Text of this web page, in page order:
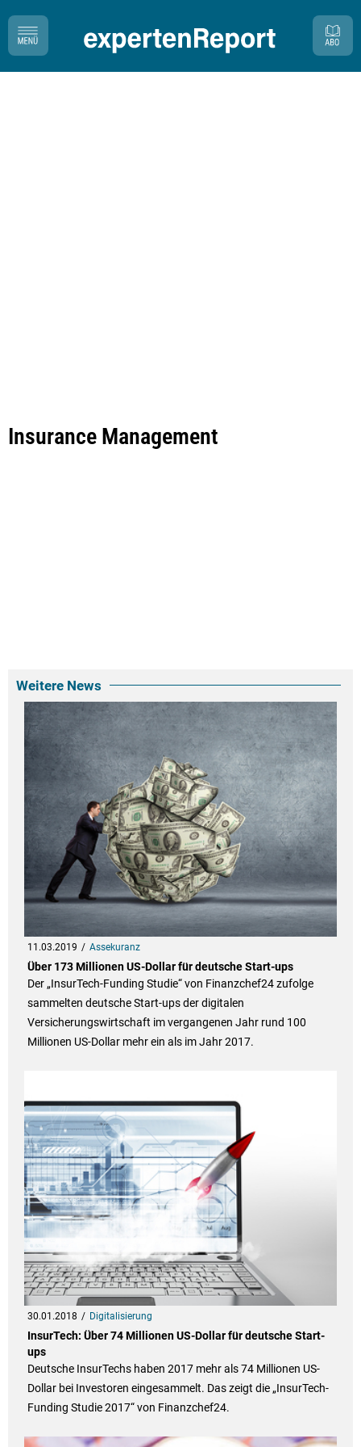
Insurance Management
Weitere News
11.03.2019 Assekuranz
Über 173 Millionen US-Dollar für deutsche Start-ups
Der „InsurTech-Funding Studie“ von Finanzchef24 zufolge
sammelten deutsche Start-ups der digitalen
Versicherungswirtschaft im vergangenen Jahr rund 100
Millionen US-Dollar mehr ein als im Jahr 2017.
30.01.2018 Digitalisierung
InsurTech: Über 74 Millionen US-Dollar für deutsche Start-
ups
Deutsche InsurTechs haben 2017 mehr als 74 Millionen US-
Dollar bei Investoren eingesammelt. Das zeigt die „InsurTech-
Funding Studie 2017“ von Finanzchef24.